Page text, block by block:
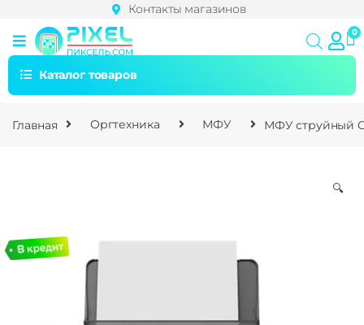
Контакты магазинов
Каталог товаров
Главная Оргтехника МФУ МФУ струйный
🔍